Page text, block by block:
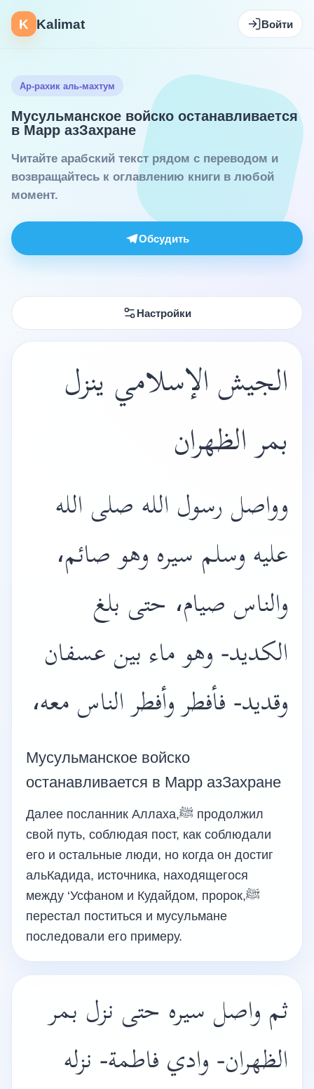
K Kalimat Войти
Ар-рахик аль-махтум
Мусульманское войско останавливается
в Марр азЗахране
Читайте арабский текст рядом с переводом и
возвращайтесь к оглавлению книги в любой
момент.
Обсудить
Настройки
الجيش الإسلامي ينزل
بمر الظهران
وواصل رسول الله صلى الله
عليه وسلم سيره وهو صائم،
والناس صيام، حتى بلغ
الكديد- وهو ماء بين عسفان
وقديد- فأفطر وأفطر الناس معه،
Мусульманское войско
останавливается в Марр азЗахране
Далее посланник Аллаха,ﷺ продолжил
свой путь, соблюдая пост, как соблюдали
его и остальные люди, но когда он достиг
альКадида, источника, находящегося
между ‘Усфаном и Кудайдом, пророк,ﷺ
перестал поститься и мусульмане
последовали его примеру.
ثم واصل سيره حتى نزل بمر
الظهران- وادي فاطمة- نزله